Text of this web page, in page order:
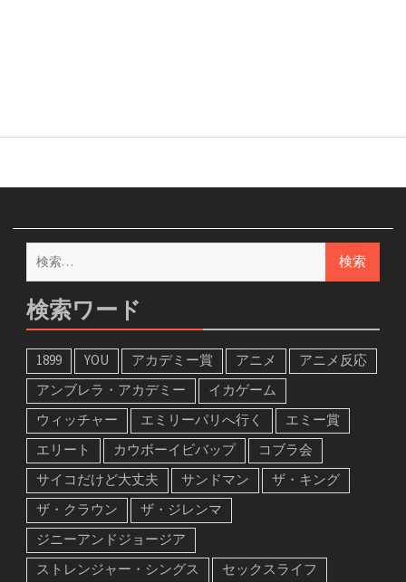
検
索:
検索ワード
1899 YOU アカデミー賞 アニメ
アニメ反応
アンブレラ・アカデミー
イカゲーム
ウィッチャー
エミリーパリへ行く
エミー賞
エリート
カウボーイビバップ
コブラ会
サイコだけど大丈夫
サンドマン
ザ・キング
ザ・クラウン
ザ・ジレンマ
ジニーアンドジョージア
ストレンジャー・シングス
セックスライフ